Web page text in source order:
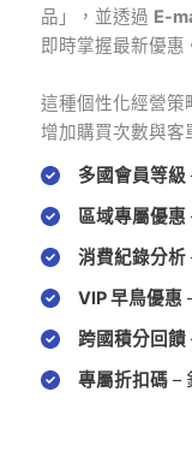
品」，並透過 E-
即時掌握最新優惠
這種個性化經營策
增加購買次數與客
多國會員等級
區域專屬優惠
消費紀錄分析
VIP 早鳥優惠
跨國積分回饋
專屬折扣碼 –